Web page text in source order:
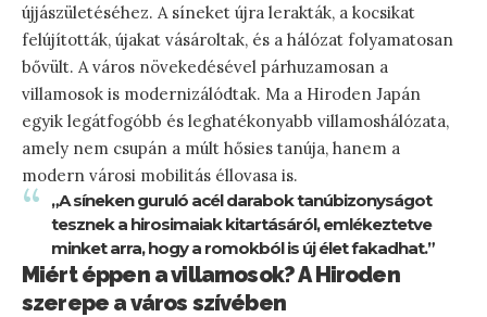
újjászületéséhez. A síneket újra lerakták, a kocsikat
felújították, újakat vásároltak, és a hálózat folyamatosan
bővült. A város növekedésével párhuzamosan a
villamosok is modernizálódtak. Ma a Hiroden Japán
egyik legátfogóbb és leghatékonyabb villamoshálózata,
amely nem csupán a múlt hősies tanúja, hanem a
modern városi mobilitás éllovasa is.
„A síneken guruló acél darabok tanúbizonyságot
tesznek a hirosimaiak kitartásáról, emlékeztetve
minket arra, hogy a romokból is új élet fakadhat.”
Miért éppen a villamosok? A Hiroden
szerepe a város szívében